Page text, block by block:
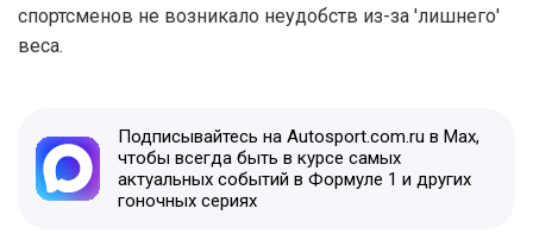
спортсменов не возникало неудобств из-за 'лишнего'
веса.
Подписывайтесь на Autosport.com.ru в Max,
чтобы всегда быть в курсе самых
актуальных событий в Формуле 1 и других
гоночных сериях